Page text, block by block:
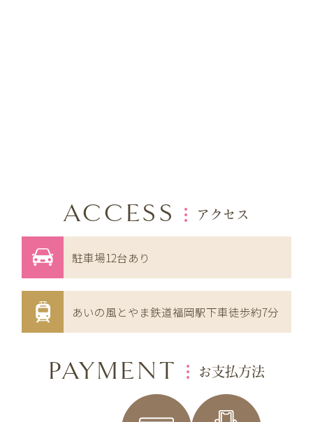
ACCESS アクセス
駐車場12台あり
あいの風とやま鉄道福岡駅下車徒歩約7分
PAYMENT お支払方法